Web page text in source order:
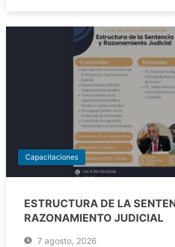
Capacitaciones
ESTRUCTURA DE LA
RAZONAMIENTO JUDICIAL
7 agosto, 2026